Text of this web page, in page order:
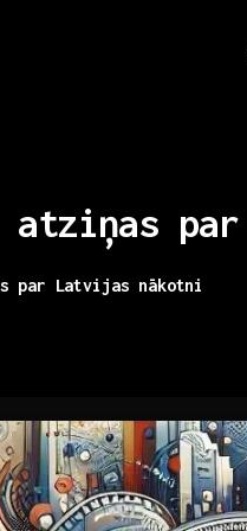
atziņas par
par Latvijas nākotni